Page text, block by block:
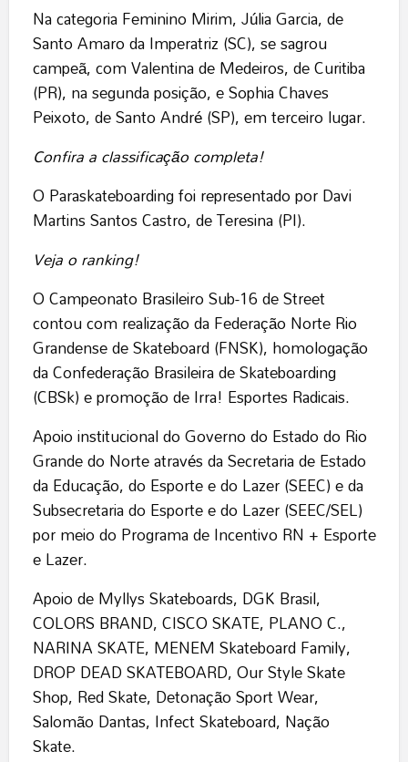
Na categoria Feminino Mirim, Júlia Garcia, de
Santo Amaro da Imperatriz (SC), se sagrou
campeã, com Valentina de Medeiros, de Curitiba
(PR), na segunda posição, e Sophia Chaves
Peixoto, de Santo André (SP), em terceiro lugar.
Confira a classificação completa!
O Paraskateboarding foi representado por Davi
Martins Santos Castro, de Teresina (PI).
Veja o ranking!
O Campeonato Brasileiro Sub-16 de Street
contou com realização da Federação Norte Rio
Grandense de Skateboard (FNSK), homologação
da Confederação Brasileira de Skateboarding
(CBSk) e promoção de Irra! Esportes Radicais.
Apoio institucional do Governo do Estado do Rio
Grande do Norte através da Secretaria de Estado
da Educação, do Esporte e do Lazer (SEEC) e da
Subsecretaria do Esporte e do Lazer (SEEC/SEL)
por meio do Programa de Incentivo RN + Esporte
e Lazer.
Apoio de Myllys Skateboards, DGK Brasil,
COLORS BRAND, CISCO SKATE, PLANO C.,
NARINA SKATE, MENEM Skateboard Family,
DROP DEAD SKATEBOARD, Our Style Skate
Shop, Red Skate, Detonação Sport Wear,
Salomão Dantas, Infect Skateboard, Nação
Skate.